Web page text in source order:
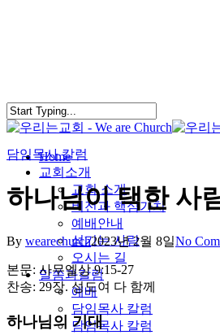
search
Menu Home
교회소개
교회 소개
비전과 핵심가치
예배안내
섬기는 사람
오시는 길
말씀과칼럼
예배
담임목사 칼럼
담임목사 칼럼
담임목사 칼럼
하나님이 택한 사
By wearechurch2023년 2월 8일No
본문: 사무엘상 9:15-27
찬송: 29장. 성도여 다 함께
하나님의 기대